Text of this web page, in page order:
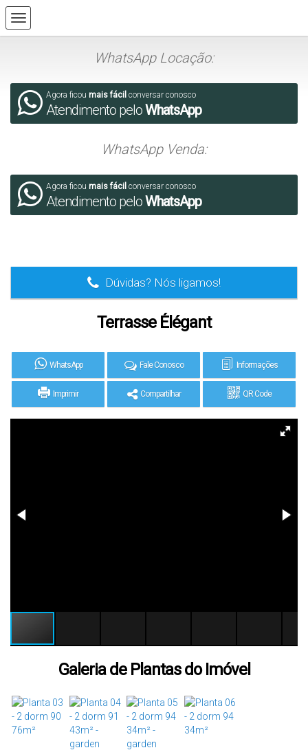
WhatsApp Locação:
Agora ficou mais fácil conversar conosco
Atendimento peloWhatsApp
WhatsApp Venda:
Agora ficou mais fácil conversar conosco
Atendimento peloWhatsApp
Dúvidas? Nós ligamos!
Terrasse Élégant
WhatsApp Fale Conosco Informações
Imprimir Compartilhar QR Code
Galeria de Plantas do Imóvel